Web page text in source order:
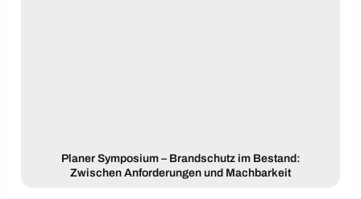
Planer Symposium – Brandschutz im Bestand:
Zwischen Anforderungen und Machbarkeit